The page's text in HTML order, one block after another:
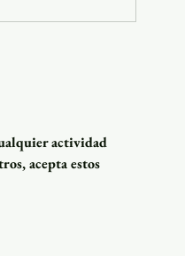
actividad
acepta estos